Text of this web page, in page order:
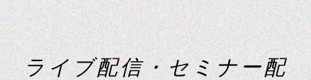
学校行事配信
ライブ配信・セミナー配